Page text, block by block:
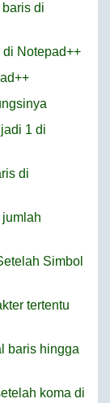
di
Notepad++
1 di
di
Simbol
tertentu
baris hingga
koma di